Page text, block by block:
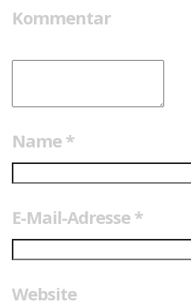
Kommentar
Name *
E-Mail-Adresse *
Website